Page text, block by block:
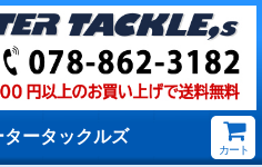
タータックルズ
カート